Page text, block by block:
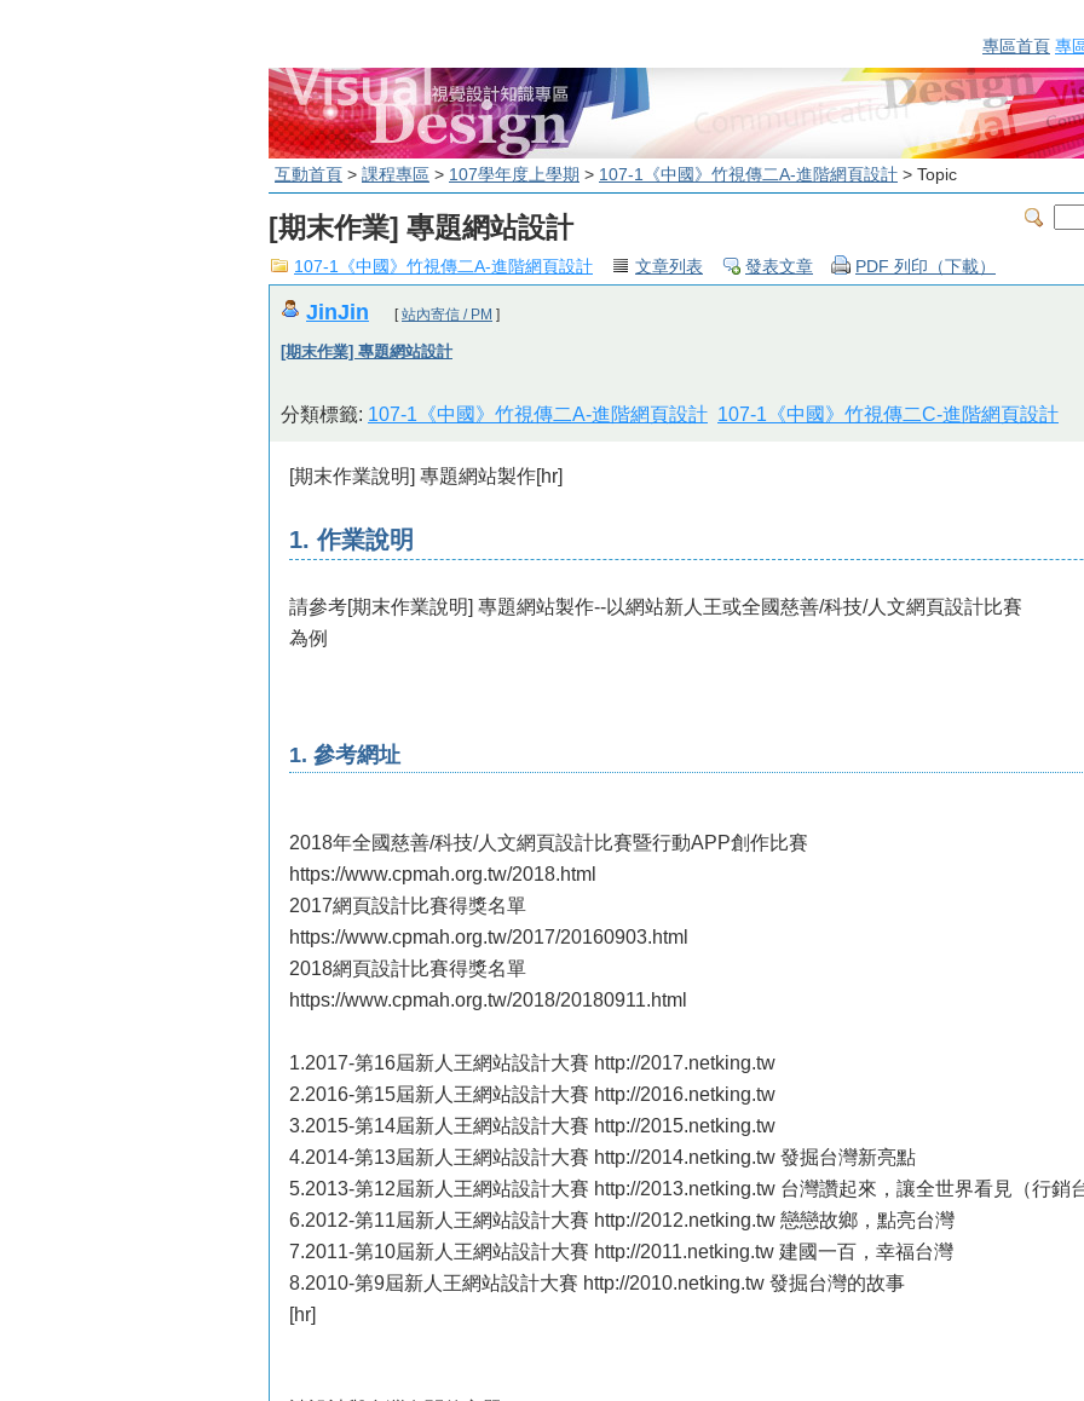
專區首頁 專
互動首頁 > 課程專區 > 107學年度上學期 > 107-1《中國》竹視傳二A-進階網頁設計 > Topic
[期末作業] 專題網站設計
107-1《中國》竹視傳二A-進階網頁設計 文章列表 發表文章 PDF 列印（下載）
JinJin [站內寄信 / PM ]
[期末作業] 專題網站設計
分類標籤: 107-1《中國》竹視傳二A-進階網頁設計 107-1《中國》竹視傳二C-進階網頁設計
[期末作業說明] 專題網站製作[hr]
1. 作業說明
請參考[期末作業說明] 專題網站製作--以網站新人王或全國慈善/科技/人文網頁設計比賽
為例
1. 參考網址
2018年全國慈善/科技/人文網頁設計比賽暨行動APP創作比賽
https://www.cpmah.org.tw/2018.html
2017網頁設計比賽得獎名單
https://www.cpmah.org.tw/2017/20160903.html
2018網頁設計比賽得獎名單
https://www.cpmah.org.tw/2018/20180911.html
1.2017-第16屆新人王網站設計大賽 http://2017.netking.tw
2.2016-第15屆新人王網站設計大賽 http://2016.netking.tw
3.2015-第14屆新人王網站設計大賽 http://2015.netking.tw
4.2014-第13屆新人王網站設計大賽 http://2014.netking.tw 發掘台灣新亮點
5.2013-第12屆新人王網站設計大賽 http://2013.netking.tw 台灣讚起來，讓全世界看見（行銷
6.2012-第11屆新人王網站設計大賽 http://2012.netking.tw 戀戀故鄉，點亮台灣
7.2011-第10屆新人王網站設計大賽 http://2011.netking.tw 建國一百，幸福台灣
8.2010-第9屆新人王網站設計大賽 http://2010.netking.tw 發掘台灣的故事
[hr]